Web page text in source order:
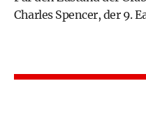
Charles Spencer, der 9.